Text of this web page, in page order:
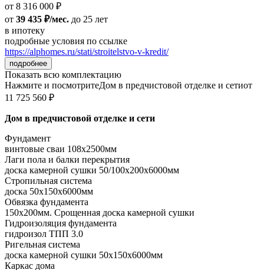
от 8 316 000 ₽
от 39 435 ₽/мес. до 25 лет
в ипотеку
подробные условия по ссылке
https://alphomes.ru/stati/stroitelstvo-v-kredit/
подробнее
Показать всю комплектацию
Нажмите и посмотритеДом в предчистовой отделке и сетиот
11 725 560 ₽
Дом в предчистовой отделке и сети
Фундамент
винтовые сваи 108x2500мм
Лаги пола и балки перекрытия
доска камерной сушки 50/100x200x6000мм
Стропильная система
доска 50x150x6000мм
Обвязка фундамента
150x200мм. Срощенная доска камерной сушки
Гидроизоляция фундамента
гидроизол ТПП 3.0
Ригельная система
доска камерной сушки 50x150x6000мм
Каркас дома